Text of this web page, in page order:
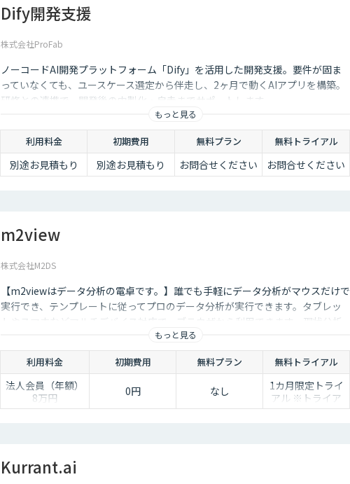
Dify開発支援
株式会社ProFab
ノーコードAI開発プラットフォーム「Dify」を活用した開発支援。要件が固ま
っていなくても、ユースケース選定から伴走し、2ヶ月で動くAIアプリを構築。
研修との連携で、開発後の内製化・自走までサポートします。
もっと見る
利用料金 初期費用 無料プラン 無料トライアル
別途お見積もり 別途お見積もり お問合せください お問合せください
m2view
株式会社M2DS
【m2viewはデータ分析の電卓です。】誰でも手軽にデータ分析がマウスだけで
実行でき、テンプレートに従ってプロのデータ分析が実行できます。タブレッ
トやスマホなどマルチデバイス対応で、ブラウザから利用できます。現状分析
や需要予測など高度なデータ分析があなたの社内で実現できます。
もっと見る
利用料金 初期費用 無料プラン 無料トライアル
法人会員（年額）
8万円
0円 なし
1カ月限定トライ
アル ※トライア
ル終了後は自動課
Kurrant.ai